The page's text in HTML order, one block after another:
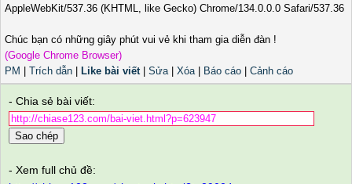
AppleWebKit/537.36 (KHTML, like Gecko) Chrome/134.0.0.0 Safari/537.36
Chúc bạn có những giây phút vui vẻ khi tham gia diễn đàn !
(Google Chrome Browser)
PM
Trích dẫn Like bài viết| Sửa| Xóa| Báo cáo Cảnh cáo
- Chia sẻ bài viết:
Sao chép
- Xem full chủ đề: